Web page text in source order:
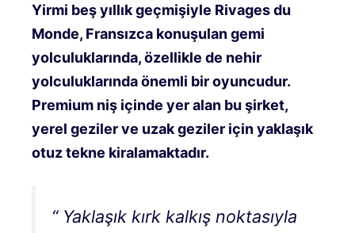
Yirmi beş yıllık geçmişiyle Rivages du
Monde, Fransızca konuşulan gemi
yolculuklarında, özellikle de nehir
yolculuklarında önemli bir oyuncudur.
Premium niş içinde yer alan bu şirket,
yerel geziler ve uzak geziler için yaklaşık
otuz tekne kiralamaktadır.
“ Yaklaşık kırk kalkış noktasıyla